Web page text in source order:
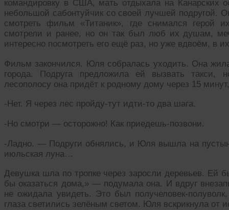
командировку в США, мать отдыхала на Канарских
небольшой сабонтуйчик со своей лучшей подругой.
смотреть фильм «Титаник», где снимался герой
смотрели и ранее, но он так был люб их душам,
интересно посмотреть его ещё раз, но уже вдвоём, в
Фильм закончился. Юля собралась уходить. Она
города. Подруга предложила ей вызвать такси,
лесополосу она придёт к родному дому через 15
-Нет. Я через лес пройду-тут идти-то два шага.
-Но смотри — осторожно! Как приедешь-позвони.
-Ладно. — Подруги обнялись, и Юля вышла на
июльская луна…
Девушка шла по тропке через заросли деревьев. Ей
бы оказаться дома,» — подумала она. И вдруг
не ожидала увидеть. Это был получеловек-
глаза светились зелёным светом. Юля вскрикнула от